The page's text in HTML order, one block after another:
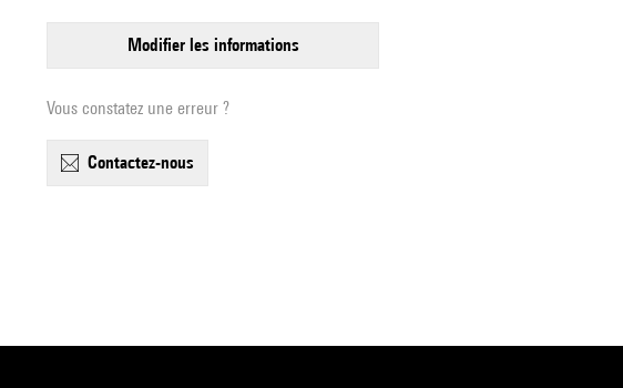
modifier les informations
Vous constatez une erreur ?
contactez-nous